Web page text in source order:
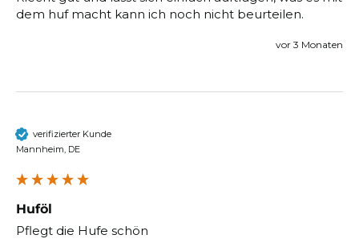
dem huf macht kann ich noch nicht beurteilen.
vor 3 Monaten
verifizierter Kunde
Mannheim, DE
Huföl
Pflegt die Hufe schön